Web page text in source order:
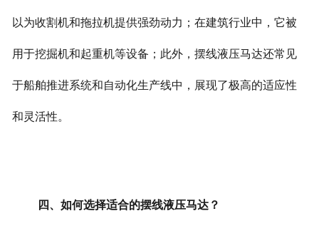
以为收割机和拖拉机提供强劲动力；在建筑行业中，它被
用于挖掘机和起重机等设备；此外，摆线液压马达还常见
于船舶推进系统和自动化生产线中，展现了极高的适应性
和灵活性。
四、如何选择适合的摆线液压马达？